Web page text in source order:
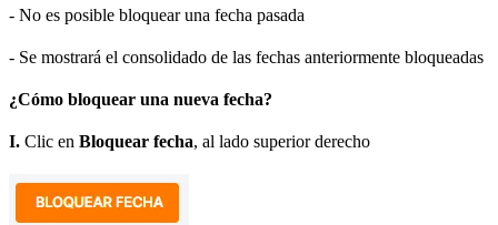
- No es posible bloquear una fecha pasada
- Se mostrará el consolidado de las fechas anteriormente bloqueadas
¿Cómo bloquear una nueva fecha?
I. Clic en Bloquear fecha, al lado superior derecho